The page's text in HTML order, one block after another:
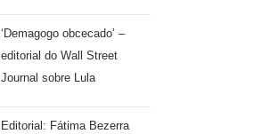
‘Demagogo obcecado’ –
editorial do Wall Street
Journal sobre Lula
Editorial: Fátima Bezerra